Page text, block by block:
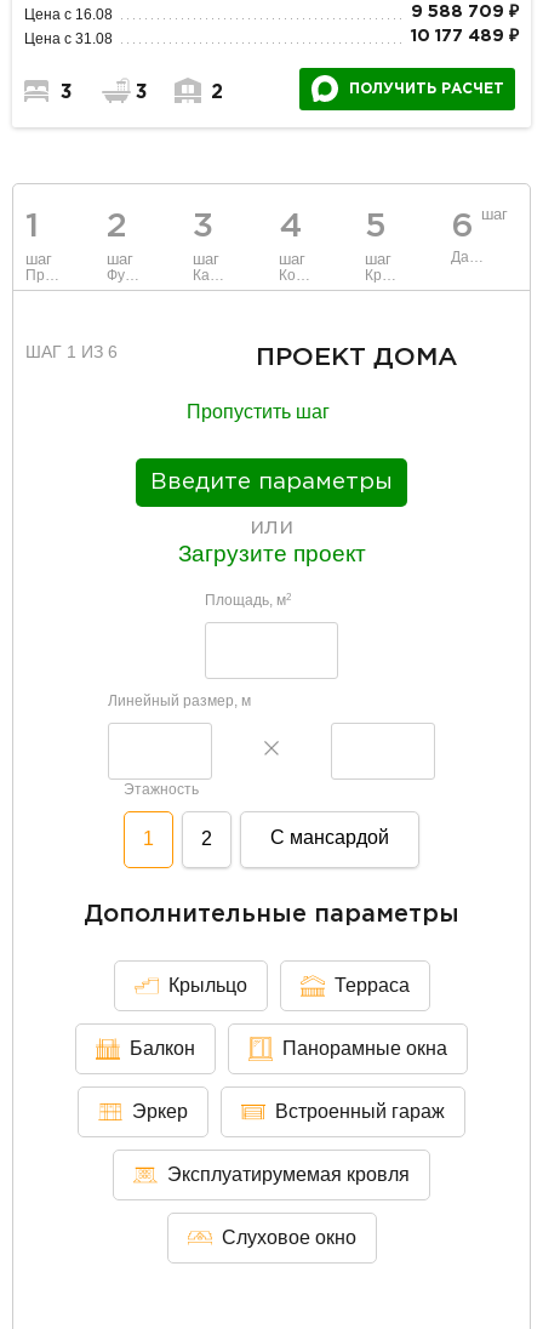
1
шаг
Проект
2
шаг
Фундамент
3
шаг
Каркас и стены
4
шаг
Коммуникации
5
шаг
Крыша
6 шаг
Данные
ШАГ 1 ИЗ 6 ПРОЕКТ ДОМА
Пропустить шаг
Введите параметры
или
Загрузите проект
Площадь, м2
Линейный размер, м
Этажность
1 2 С мансардой
Дополнительные параметры
Крыльцо Терраса
Балкон Панорамные окна
Эркер Встроенный гараж
Эксплуатирумемая кровля
Слуховое окно
Цена с 16.08 9 588 709 ₽
Цена с 31.08 10 177 489 ₽
3 3 2 ПОЛУЧИТЬ РАСЧЕТ